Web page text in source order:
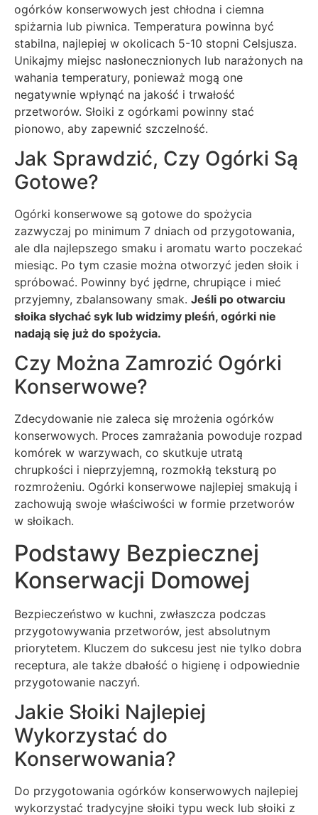
ogórków konserwowych jest chłodna i ciemna
spiżarnia lub piwnica. Temperatura powinna być
stabilna, najlepiej w okolicach 5-10 stopni Celsjusza.
Unikajmy miejsc nasłonecznionych lub narażonych na
wahania temperatury, ponieważ mogą one
negatywnie wpłynąć na jakość i trwałość
przetworów. Słoiki z ogórkami powinny stać
pionowo, aby zapewnić szczelność.
Jak Sprawdzić, Czy Ogórki Są
Gotowe?
Ogórki konserwowe są gotowe do spożycia
zazwyczaj po minimum 7 dniach od przygotowania,
ale dla najlepszego smaku i aromatu warto poczekać
miesiąc. Po tym czasie można otworzyć jeden słoik i
spróbować. Powinny być jędrne, chrupiące i mieć
przyjemny, zbalansowany smak. Jeśli po otwarciu
słoika słychać syk lub widzimy pleśń, ogórki nie
nadają się już do spożycia.
Czy Można Zamrozić Ogórki
Konserwowe?
Zdecydowanie nie zaleca się mrożenia ogórków
konserwowych. Proces zamrażania powoduje rozpad
komórek w warzywach, co skutkuje utratą
chrupkości i nieprzyjemną, rozmokłą teksturą po
rozmrożeniu. Ogórki konserwowe najlepiej smakują i
zachowują swoje właściwości w formie przetworów
w słoikach.
Podstawy Bezpiecznej
Konserwacji Domowej
Bezpieczeństwo w kuchni, zwłaszcza podczas
przygotowywania przetworów, jest absolutnym
priorytetem. Kluczem do sukcesu jest nie tylko dobra
receptura, ale także dbałość o higienę i odpowiednie
przygotowanie naczyń.
Jakie Słoiki Najlepiej
Wykorzystać do
Konserwowania?
Do przygotowania ogórków konserwowych najlepiej
wykorzystać tradycyjne słoiki typu weck lub słoiki z